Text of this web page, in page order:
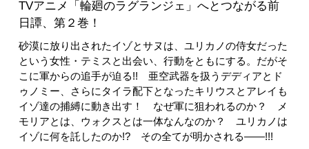
TVアニメ「輪廻のラグランジェ」へとつながる前
日譚、第２巻！
砂漠に放り出されたイゾとサヌは、ユリカノの侍女だった
という女性・テミスと出会い、行動をともにする。だがそ
こに軍からの追手が迫る!! 亜空武器を扱うデディアとド
ゥノミー、さらにタイラ配下となったキリウスとアレイも
イゾ達の捕縛に動き出す！ なぜ軍に狙われるのか？ メ
モリアとは、ウォクスとは一体なんなのか？ ユリカノは
イゾに何を託したのか!? その全てが明かされる――!!!